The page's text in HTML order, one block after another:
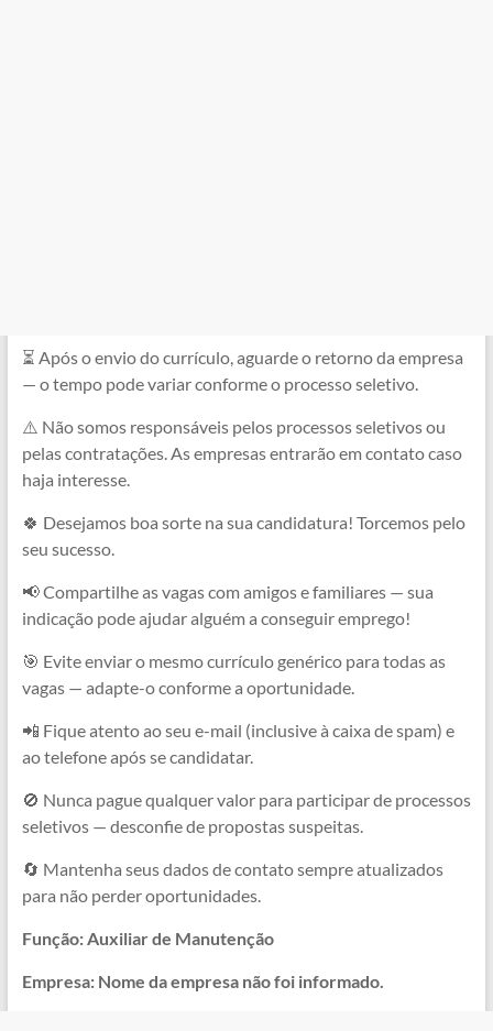
⏳ Após o envio do currículo, aguarde o retorno da empresa
— o tempo pode variar conforme o processo seletivo.
⚠️ Não somos responsáveis pelos processos seletivos ou
pelas contratações. As empresas entrarão em contato caso
haja interesse.
🍀 Desejamos boa sorte na sua candidatura! Torcemos pelo
seu sucesso.
📢 Compartilhe as vagas com amigos e familiares — sua
indicação pode ajudar alguém a conseguir emprego!
🎯 Evite enviar o mesmo currículo genérico para todas as
vagas — adapte-o conforme a oportunidade.
📲 Fique atento ao seu e-mail (inclusive à caixa de spam) e
ao telefone após se candidatar.
🚫 Nunca pague qualquer valor para participar de processos
seletivos — desconfie de propostas suspeitas.
🔄 Mantenha seus dados de contato sempre atualizados
para não perder oportunidades.
Função: Auxiliar de Manutenção
Empresa: Nome da empresa não foi informado.